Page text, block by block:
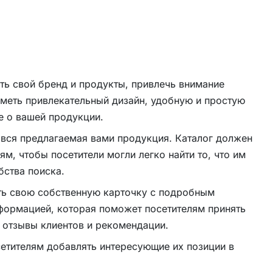
свой бренд и продукты, привлечь внимание
привлекательный дизайн, удобную и простую
о вашей продукции.
предлагаемая вами продукция. Каталог должен
чтобы посетители могли легко найти то, что им
поиска.
свою собственную карточку с подробным
которая поможет посетителям принять
клиентов и рекомендации.
добавлять интересующие их позиции в